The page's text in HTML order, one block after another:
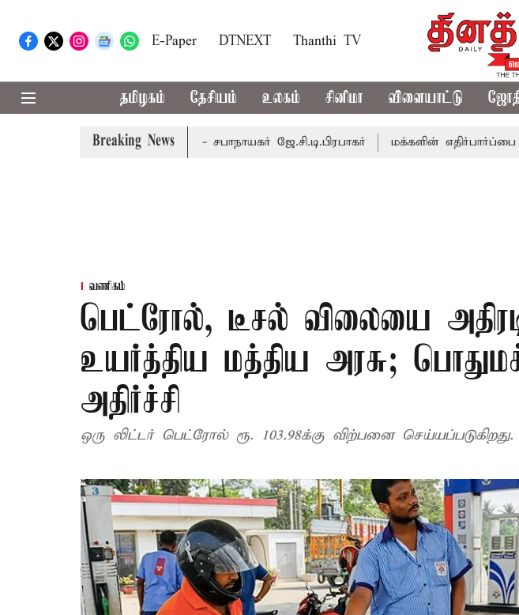
E-Paper DTNEXT Thanthi TV
தமிழகம் தேசியம் உலகம் சினிமா விளையாட்டு
Breaking News
வரை நடைபெறும் - சபாநாயகர் ஜே.சி.டி.பிரபாகர் மக்களின் எதிர்பார்ப்பை பூர்த்தி
வணிகம்
பெட்ரோல், டீசல் விலையை
உயர்த்திய மத்திய அரசு;
அதிர்ச்சி
ஒரு லிட்டர் பெட்ரோல் ரூ. 103.98க்கு விற்பனை செய்யப்படுகிறது.